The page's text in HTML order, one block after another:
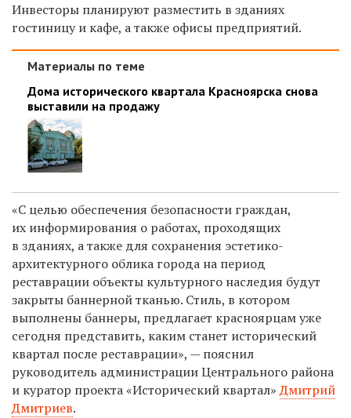
Инвесторы планируют разместить в зданиях
гостиницу и кафе, а также офисы предприятий.
Материалы по теме
Дома исторического квартала Красноярска снова
выставили на продажу
«С целью обеспечения безопасности граждан,
их информирования о работах, проходящих
в зданиях, а также для сохранения эстетико-
архитектурного облика города на период
реставрации объекты культурного наследия будут
закрыты баннерной тканью. Стиль, в котором
выполнены баннеры, предлагает красноярцам уже
сегодня представить, каким станет исторический
квартал после реставрации», — пояснил
руководитель администрации Центрального района
и куратор проекта «Исторический квартал»Дмитрий
Дмитриев.